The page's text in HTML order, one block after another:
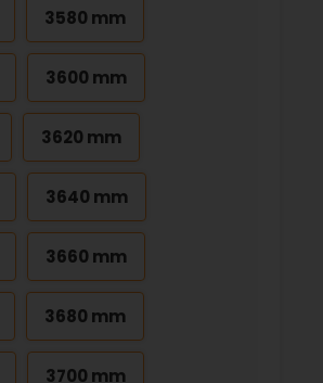
3580 mm
3600 mm
3620 mm
3640 mm
3660 mm
3680 mm
3700 mm